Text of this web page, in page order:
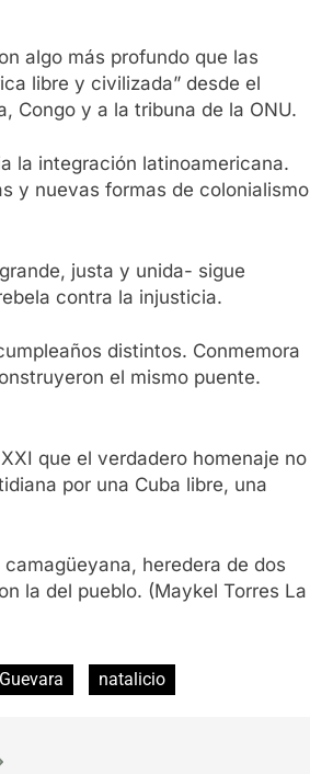
algo más profundo que las
libre y civilizada” desde el
Congo y a la tribuna de la ONU.
la integración latinoamericana.
y nuevas formas de colonialismo
justa y unida- sigue
contra la injusticia.
distintos. Conmemora
el mismo puente.
que el verdadero homenaje no
por una Cuba libre, una
heredera de dos
la del pueblo. (Maykel Torres La
natalicio